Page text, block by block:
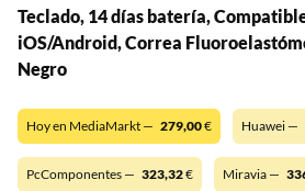
Teclado, 14 días batería,
iOS/Android, Correa
Negro
Hoy en MediaMarkt — 279,00€ Huawei —
PcComponentes — 323,32€ Miravia —